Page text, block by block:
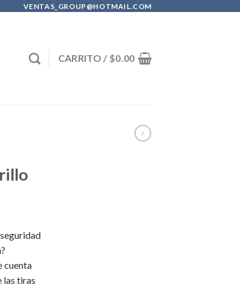
VENTAS_GROUP@HOTMAIL.COM
CARRITO / $0.00
cuenta
las tiras